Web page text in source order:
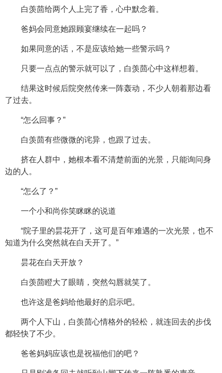
白羡茴给两个人上完了香，心中默念着。
爸妈会同意她跟顾宴继续在一起吗？
如果同意的话，不是应该给她一些警示吗？
只要一点点的警示就可以了，白羡茴心中这样想着。
结果这时候后院突然传来一阵轰动，不少人朝着那边看
了过去。
“怎么回事？”
白羡茴有些微微的诧异，也跟了过去。
挤在人群中，她根本看不清楚前面的光景，只能询问身
边的人。
“怎么了？”
一个小和尚你笑眯眯的说道
“院子里的昙花开了，这可是百年难遇的一次光景，也不
知道为什么突然就在白天开了。”
昙花在白天开放？
白羡茴瞪大了眼睛，突然勾唇就笑了。
也许这是爸妈给他最好的启示吧。
两个人下山，白羡茴心情格外的轻松，就连回去的步伐
都轻快了不少。
爸爸妈妈应该也是祝福他们的吧？